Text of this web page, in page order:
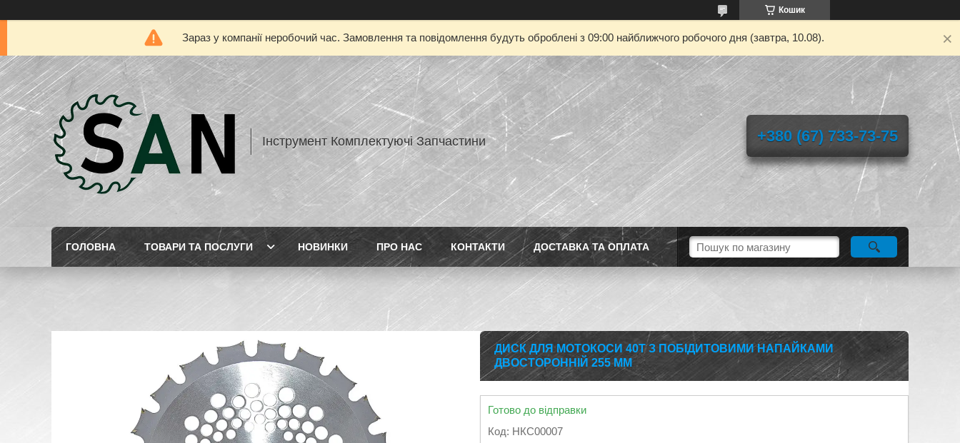
Кошик
Зараз у компанії неробочий час. Замовлення та повідомлення будуть оброблені з 09:00 найближчого робочого дня (завтра, 10.08).
Інструмент Комплектуючі Запчастини +380 (67) 733-73-75
ГОЛОВНА ТОВАРИ ТА ПОСЛУГИ НОВИНКИ ПРО НАС КОНТАКТИ ДОСТАВКА ТА ОПЛАТА
ДИСК ДЛЯ МОТОКОСИ 40Т З ПОБІДИТОВИМИ НАПАЙКАМИ
ДВОСТОРОННІЙ 255 ММ
Готово до відправки
Код: НКС00007